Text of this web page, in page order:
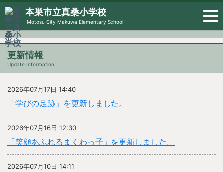
本巣市立真桑小学校
Motosu City Makuwa Elementary School
更新情報
Update Information
2026年07月17日 14:40
「学びの足跡」を更新しました。
2026年07月16日 12:30
「笑顔あふれるまくわっ子」を更新しました。
2026年07月10日 14:11